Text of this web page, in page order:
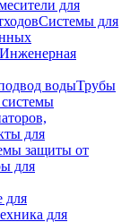
для
Системы для
Инженерная
водыТрубы
для
защиты от
для
для
для